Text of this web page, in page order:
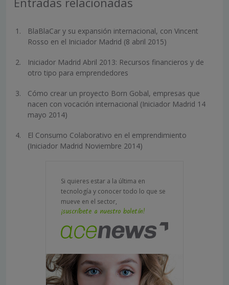
BlaBlaCar y su expansión internacional, con Vincent
Rosso en el Iniciador Madrid (8 abril 2015)
Iniciador Madrid Abril 2013: Recursos financieros y de
otro tipo para emprendedores
Cómo crear un proyecto Born Gobal, empresas que
nacen con vocación internacional (Iniciador Madrid 14
mayo 2014)
El Consumo Colaborativo en el emprendimiento
(Iniciador Madrid Noviembre 2014)
Si quieres estar a la última en
tecnología y conocer todo lo que se
mueve en el sector,
¡suscríbete a nuestro boletín!